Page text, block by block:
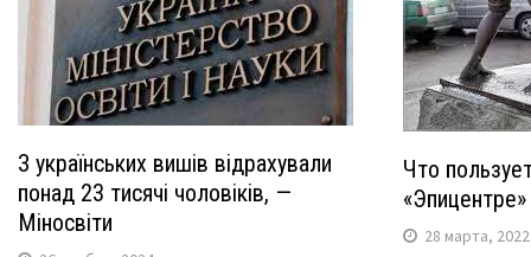
З українських вишів відрахували
понад 23 тисячі чоловіків, —
Міносвіти
Что
28 марта, 2022